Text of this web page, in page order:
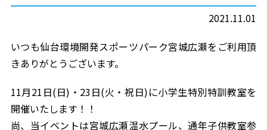
2021.11.01
いつも仙台環境開発スポーツパーク宮城広瀬をご利用頂
きありがとうございます。
11月21日(日)・23日(火・祝日)に小学生特別特訓教室を
開催いたします！！
尚、当イベントは宮城広瀬温水プール、通年子供教室参